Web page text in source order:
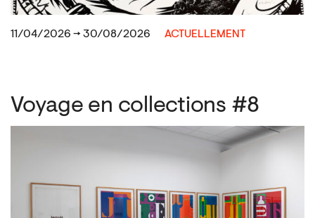
11/04/2026 → 30/08/2026 ACTUELLEMENT
Voyage en collections #8